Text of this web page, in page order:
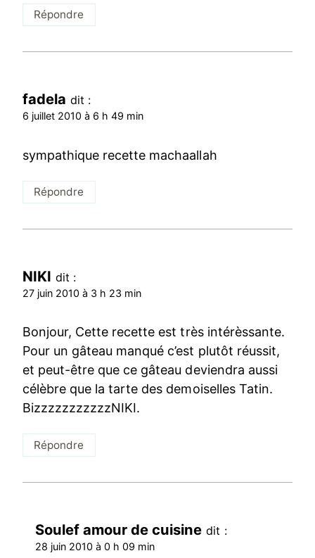
Répondre
fadela dit :
6 juillet 2010 à 6 h 49 min
sympathique recette machaallah
Répondre
NIKI dit :
27 juin 2010 à 3 h 23 min
Bonjour, Cette recette est très intérèssante.
Pour un gâteau manqué c’est plutôt réussit,
et peut-être que ce gâteau deviendra aussi
célèbre que la tarte des demoiselles Tatin.
BizzzzzzzzzzzNIKI.
Répondre
Soulef amour de cuisine dit :
28 juin 2010 à 0 h 09 min